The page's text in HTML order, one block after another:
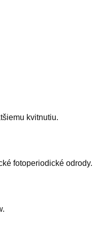
kvitnutiu.
fotoperiodické odrody.